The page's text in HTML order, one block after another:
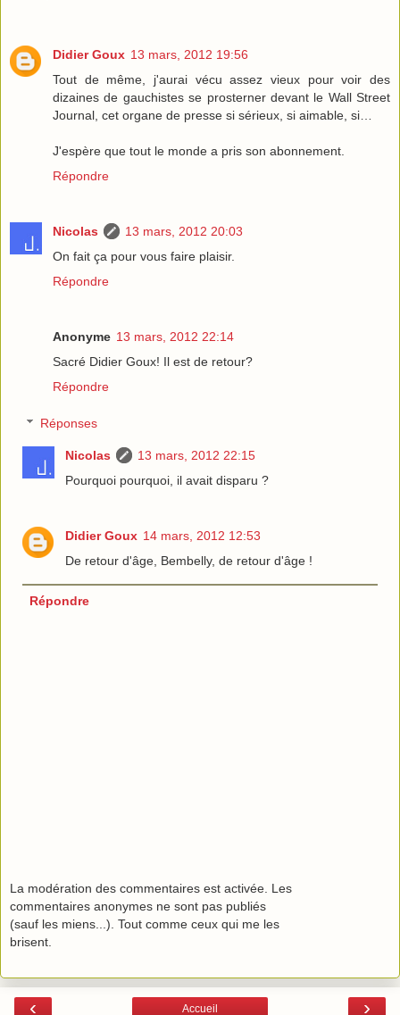
Didier Goux 13 mars, 2012 19:56
Tout de même, j'aurai vécu assez vieux pour voir des
dizaines de gauchistes se prosterner devant le Wall Street
Journal, cet organe de presse si sérieux, si aimable, si…
J'espère que tout le monde a pris son abonnement.
Répondre
Nicolas
13 mars, 2012 20:03
On fait ça pour vous faire plaisir.
Répondre
Anonyme 13 mars, 2012 22:14
Sacré Didier Goux! Il est de retour?
Répondre
Réponses
Nicolas
13 mars, 2012 22:15
Pourquoi pourquoi, il avait disparu ?
Didier Goux 14 mars, 2012 12:53
De retour d'âge, Bembelly, de retour d'âge !
Répondre
La modération des commentaires est activée. Les
commentaires anonymes ne sont pas publiés
(sauf les miens...). Tout comme ceux qui me les
brisent.
‹ ›
Accueil